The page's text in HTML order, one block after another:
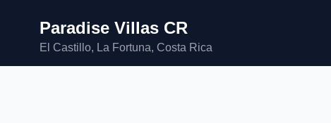
Paradise Villas CR
El Castillo, La Fortuna, Costa Rica